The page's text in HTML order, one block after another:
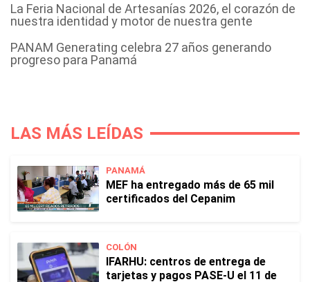
La Feria Nacional de Artesanías 2026, el corazón de
nuestra identidad y motor de nuestra gente
PANAM Generating celebra 27 años generando
progreso para Panamá
LAS MÁS LEÍDAS
PANAMÁ
MEF ha entregado más de 65 mil
certificados del Cepanim
COLÓN
IFARHU: centros de entrega de
tarjetas y pagos PASE-U el 11 de